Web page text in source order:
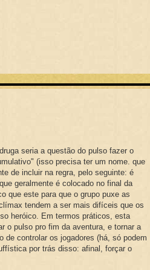
seria a questão do pulso fazer o
(isso precisa ter um nome. que
de incluir na regra, pelo seguinte: é
geralmente é colocado no final da
que este para que o grupo puxe as
tendem a ser mais difíceis que os
heróico. Em termos práticos, esta
o pulso pro fim da aventura, e tornar a
de controlar os jogadores (há, só podem
por trás disso: afinal, forçar o